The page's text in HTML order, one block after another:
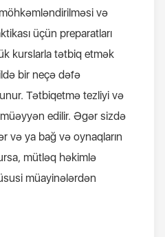
və
üçün preparatları
kurslarla tətbiq etmək
bir neçə dəfə
Tətbiqetmə tezliyi və
edilir. Əgər sizdə
və ya bağ və oynaqların
mütləq həkimlə
müayinələrdən